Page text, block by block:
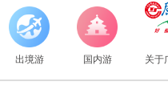
出境游 国内游